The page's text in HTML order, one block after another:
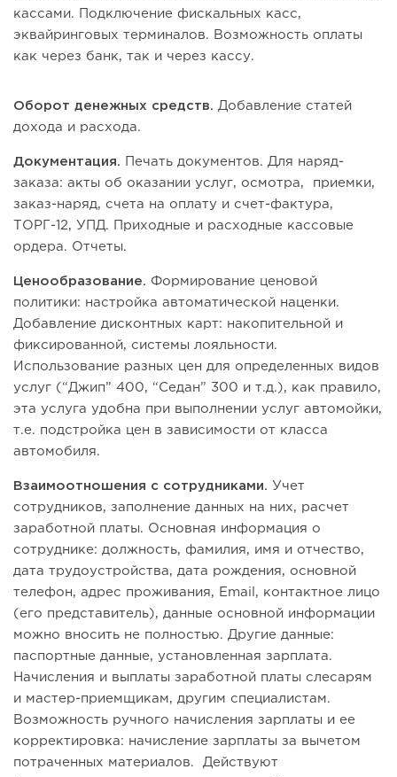
кассами. Подключение фискальных касс,
эквайринговых терминалов. Возможность оплаты
как через банк, так и через кассу.
Оборот денежных средств. Добавление статей
дохода и расхода.
Документация.
Печать документов. Для наряд-
заказа: акты об оказании услуг, осмотра, приемки,
заказ-наряд, счета на оплату и счет-фактура,
ТОРГ-12, УПД. Приходные и расходные кассовые
ордера. Отчеты.
Ценообразование. Формирование ценовой
политики: настройка автоматической наценки.
Добавление дисконтных карт: накопительной и
фиксированной, системы лояльности.
Использование разных цен для определенных видов
услуг (“Джип” 400, “Седан” 300 и т.д.), как правило,
эта услуга удобна при выполнении услуг автомойки,
т.е. подстройка цен в зависимости от класса
автомобиля.
Взаимоотношения с сотрудниками. Учет
сотрудников, заполнение данных на них, расчет
заработной платы. Основная информация о
сотруднике: должность, фамилия, имя и отчество,
дата трудоустройства, дата рождения, основной
телефон, адрес проживания, Email, контактное лицо
(его представитель), данные основной информации
можно вносить не полностью. Другие данные:
паспортные данные, установленная зарплата.
Начисления и выплаты заработной платы слесарям
и мастер-приемщикам, другим специалистам.
Возможность ручного начисления зарплаты и ее
корректировка: начисление зарплаты за вычетом
потраченных материалов. Действуют